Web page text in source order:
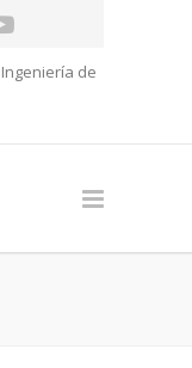
Ingeniería de